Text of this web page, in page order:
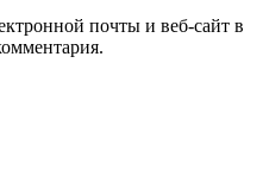
почты и веб-сайт в